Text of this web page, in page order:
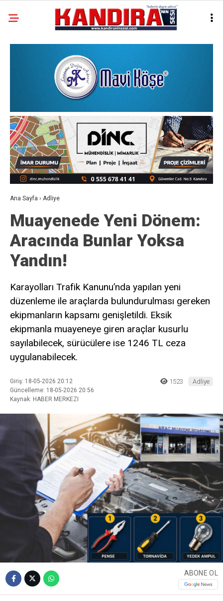
Ana Sayfa › Adliye
Muayenede Yeni Dönem:
Aracında Bunlar Yoksa
Yandın!
Karayolları Trafik Kanunu’nda yapılan yeni
düzenleme ile araçlarda bulundurulması gereken
ekipmanların kapsamı genişletildi. Eksik
ekipmanla muayeneye giren araçlar kusurlu
sayılabilecek, sürücülere ise 1246 TL ceza
uygulanabilecek.
Giriş: 18-05-2026 20:12
Güncelleme: 18-05-2026 20:56
Kaynak: HABER MERKEZI
1523 Adliye
ABONE OL